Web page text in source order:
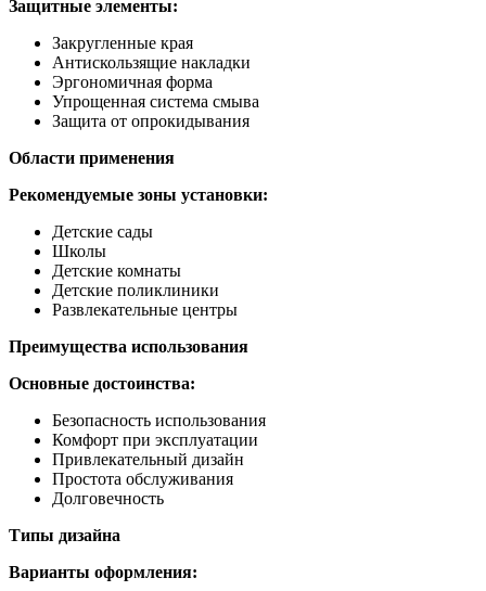
Защитные элементы:
Закругленные края
Антискользящие накладки
Эргономичная форма
Упрощенная система смыва
Защита от опрокидывания
Области применения
Рекомендуемые зоны установки:
Детские сады
Школы
Детские комнаты
Детские поликлиники
Развлекательные центры
Преимущества использования
Основные достоинства:
Безопасность использования
Комфорт при эксплуатации
Привлекательный дизайн
Простота обслуживания
Долговечность
Типы дизайна
Варианты оформления: